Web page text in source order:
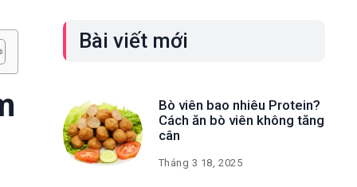
Bài viết mới
Bò viên bao nhiêu Protein?
Cách ăn bò viên không tăng
cân
Tháng 3 18, 2025